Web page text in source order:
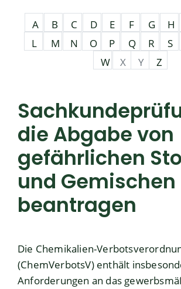
A B C D E F G H
L
M N O P Q R S
W
X Y Z
die Abgabe von
gefährlichen
und Gemischen
beantragen
Die Chemikalien-
(ChemVerbotsV) enthält
Anforderungen an das